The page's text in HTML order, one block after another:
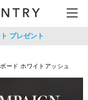
プレゼント
ード ホワイトアッシュ